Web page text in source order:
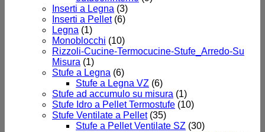
Inserti a Legna (3)
Inserti a Pellet (6)
Legna (1)
Monoblocchi (10)
Rizzoli-Cucine-Termocucine-Stufe_Arredo-Su
Misura (1)
Stufe a Legna (6)
Stufe a Legna VZ (6)
Stufe ad accumulo su misura (1)
Stufe Idro a Pellet Termostufe (10)
Stufe Ventilate a Pellet (35)
Stufe a Pellet Ventilate SZ (30)